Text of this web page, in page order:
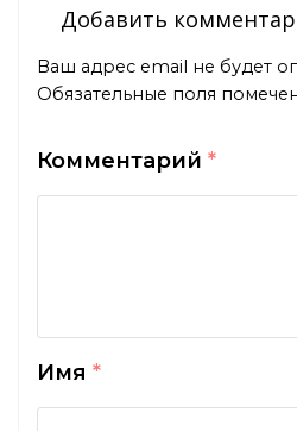
Добавить
Ваш адрес email не будет
Обязательные поля
Комментарий *
Имя *